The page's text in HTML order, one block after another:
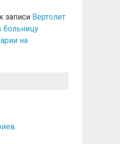
к записи Вертолет
больницу
на